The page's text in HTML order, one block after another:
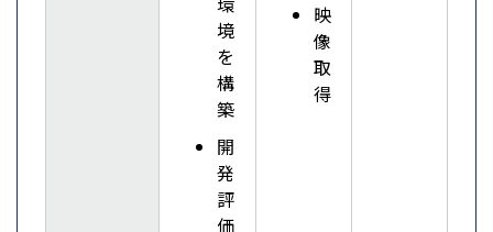
境
を
構
築
開
発
評
価
映
像
取
得